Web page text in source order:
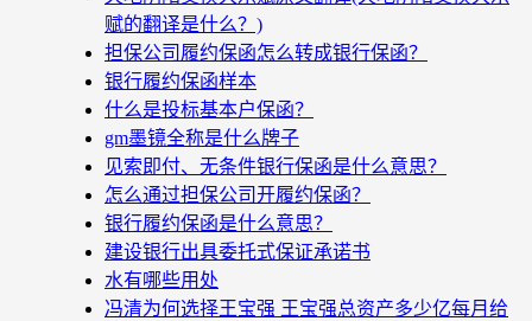
赋的翻译是什么？)
担保公司履约保函怎么转成银行保函？
银行履约保函样本
什么是投标基本户保函？
gm墨镜全称是什么牌子
见索即付、无条件银行保函是什么意思？
怎么通过担保公司开履约保函？
银行履约保函是什么意思？
建设银行出具委托式保证承诺书
水有哪些用处
冯清为何选择王宝强 王宝强总资产多少亿每月给